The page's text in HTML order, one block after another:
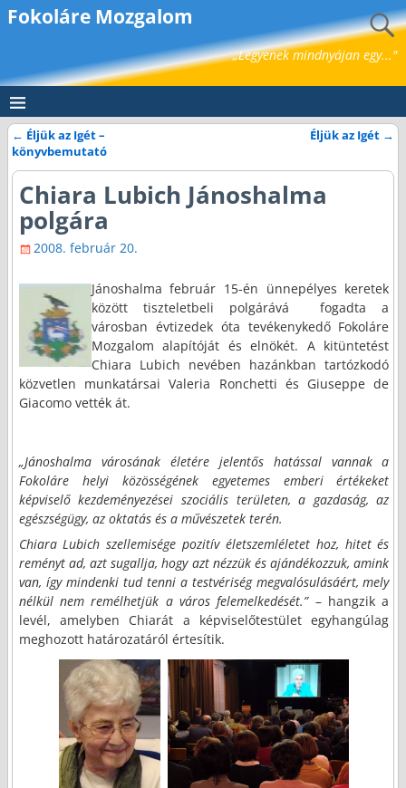
Fokoláre Mozgalom
„Legyenek mindnyájan egy..."
Bejegyzés navigáció
← Éljük az Igét –
könyvbemutató
Éljük az Igét →
Chiara Lubich Jánoshalma
polgára
2008. február 20.
Jánoshalma február 15-én ünnepélyes keretek
között tiszteletbeli polgárává
fogadta a
városban évtizedek óta tevékenykedő Fokoláre
Mozgalom alapítóját és elnökét. A kitüntetést
Chiara Lubich nevében hazánkban tartózkodó
közvetlen munkatársai Valeria Ronchetti és Giuseppe de
Giacomo vették át.
„Jánoshalma városának életére jelentős hatással vannak a
Fokoláre helyi közösségének egyetemes emberi értékeket
képviselő kezdeményezései szociális területen, a gazdaság, az
egészségügy, az oktatás és a művészetek terén.
Chiara Lubich szellemisége pozitív életszemléletet hoz, hitet és
reményt ad, azt sugallja, hogy azt nézzük és ajándékozzuk, amink
van, így mindenki tud tenni a testvériség megvalósulásáért, mely
nélkül nem remélhetjük a város felemelkedését.”– hangzik a
levél, amelyben Chiarát a képviselőtestület egyhangúlag
meghozott határozatáról értesítik.